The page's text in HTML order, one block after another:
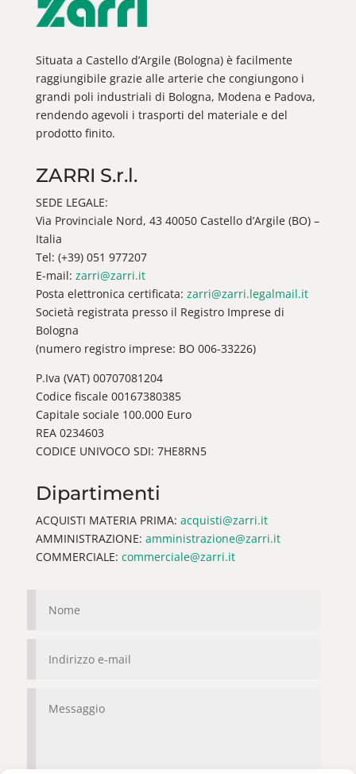
Situata a Castello d’Argile (Bologna) è facilmente
raggiungibile grazie alle arterie che congiungono i
grandi poli industriali di Bologna, Modena e Padova,
rendendo agevoli i trasporti del materiale e del
prodotto finito.
ZARRI S.r.l.
SEDE LEGALE:
Via Provinciale Nord, 43 40050 Castello d’Argile (BO) –
Italia
Tel: (+39) 051 977207
E-mail: zarri@zarri.it
Posta elettronica certificata: zarri@zarri.legalmail.it
Società registrata presso il Registro Imprese di
Bologna
(numero registro imprese: BO 006-33226)
P.Iva (VAT) 00707081204
Codice fiscale 00167380385
Capitale sociale 100.000 Euro
REA 0234603
CODICE UNIVOCO SDI: 7HE8RN5
Dipartimenti
ACQUISTI MATERIA PRIMA: acquisti@zarri.it
AMMINISTRAZIONE: amministrazione@zarri.it
COMMERCIALE: commerciale@zarri.it